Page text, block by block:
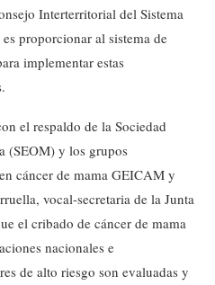
Interterritorial del Sistema
proporcionar al sistema de
implementar estas
el respaldo de la Sociedad
(SEOM) y los grupos
cáncer de mama GEICAM y
vocal-secretaria de la Junta
el cribado de cáncer de mama
nacionales e
de alto riesgo son evaluadas y